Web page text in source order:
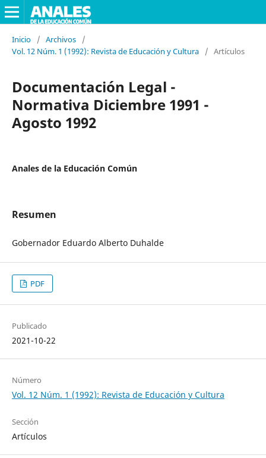
Inicio / Archivos
/
Vol. 12 Núm. 1 (1992): Revista de Educación y Cultura
/ Artículos
Documentación Legal -
Normativa Diciembre 1991 -
Agosto 1992
Anales de la Educación Común
Resumen
Gobernador Eduardo Alberto Duhalde
PDF
Publicado
2021-10-22
Número
Vol. 12 Núm. 1 (1992): Revista de Educación y Cultura
Sección
Artículos